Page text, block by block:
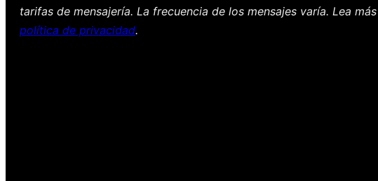
tarifas de mensajería. La frecuencia de los mensajes varía. Lea
política de privacidad.